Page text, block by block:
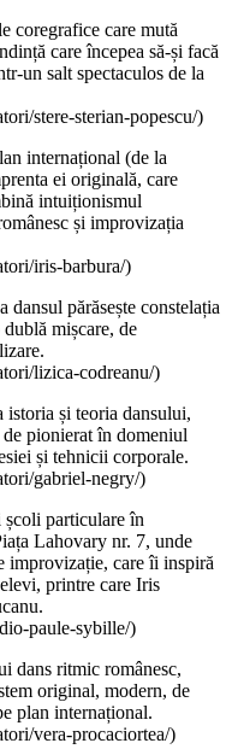
coregrafice care mută
care începea să-și facă
un salt spectaculos de la
stere-sterian-popescu/)
internațional (de la
ei originală, care
intuiționismul
și improvizația
iris-barbura/)
părăsește constelația
mișcare, de
lizica-codreanu/)
și teoria dansului,
pionierat în domeniul
și tehnicii corporale.
gabriel-negry/)
școli particulare în
Lahovary nr. 7, unde
improvizație, care îi inspiră
printre care Iris
paule-sybille/)
dans ritmic românesc,
original, modern, de
plan internațional.
vera-procaciortea/)